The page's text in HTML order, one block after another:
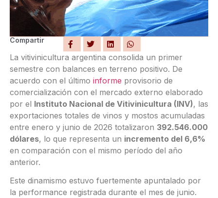
Compartir
La vitivinicultura argentina consolida un primer
semestre con balances en terreno positivo. De
acuerdo con el último informe provisorio de
comercialización con el mercado externo elaborado
por el Instituto Nacional de Vitivinicultura (INV), las
exportaciones totales de vinos y mostos acumuladas
entre enero y junio de 2026 totalizaron 392.546.000
dólares, lo que representa un incremento del 6,6%
en comparación con el mismo período del año
anterior.
Este dinamismo estuvo fuertemente apuntalado por
la performance registrada durante el mes de junio.